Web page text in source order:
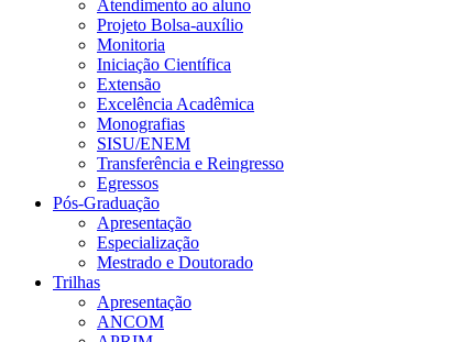
Atendimento ao aluno
Projeto Bolsa-auxílio
Monitoria
Iniciação Científica
Extensão
Excelência Acadêmica
Monografias
SISU/ENEM
Transferência e Reingresso
Egressos
Pós-Graduação
Apresentação
Especialização
Mestrado e Doutorado
Trilhas
Apresentação
ANCOM